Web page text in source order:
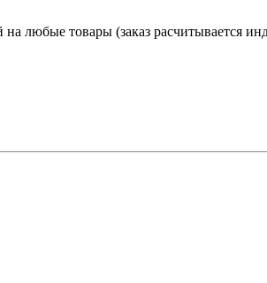
любые товары (заказ расчитывается